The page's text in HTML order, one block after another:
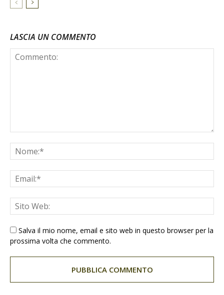
LASCIA UN COMMENTO
Salva il mio nome, email e sito web in questo browser per la
prossima volta che commento.